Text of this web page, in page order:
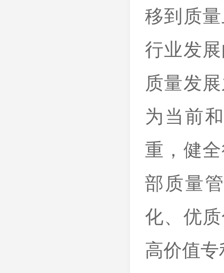
移到质
行业发
质量发
为当前
重，健
部质量
化、优
高价值